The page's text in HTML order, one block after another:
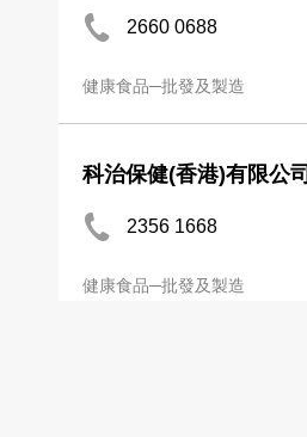
2660 0688
健康食品─批發及製造
科治保健(香港)有限公司
2356 1668
健康食品─批發及製造